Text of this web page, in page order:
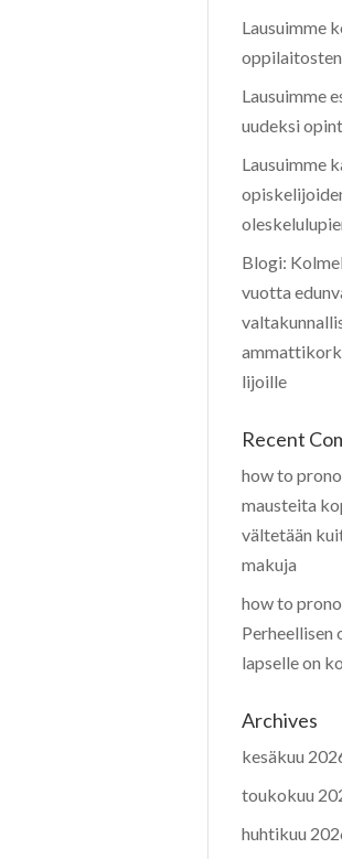
Lausuimme
Lausuimme
uudeksi
Lausuimme
Blogi:
vuotta
lijoille
Recent
how to
mausteita
vältetään
makuja
how to
Perheellisen
lapselle on
Archives
kesäkuu
toukokuu
huhtikuu